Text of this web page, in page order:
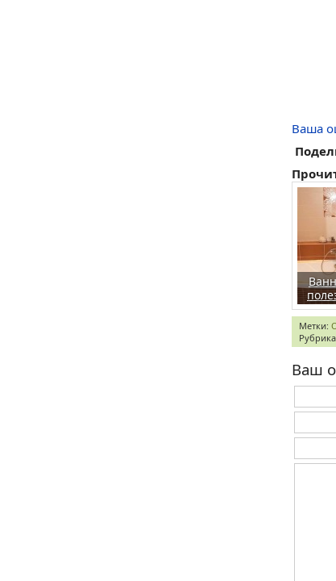
Ваша
Метки:
Ваш